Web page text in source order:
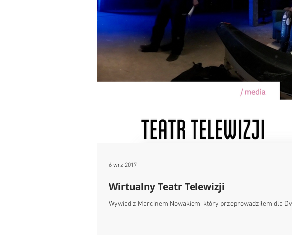
Wirtualny Teatr Telewizji
Wywiad z Marcinem Nowakiem, który przeprowadziłem dla
6 wrz 2017